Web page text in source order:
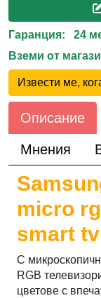
Гаранция: 24
Вземи от
Извести ме,
Описание
Мнения
micro
smart
С
RGB
цветове с